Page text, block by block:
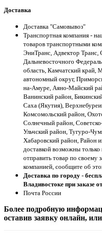
Доставка
Доставка "Самовывоз"
Транспортная компания -
товаров транспортными
ЭниТранс, Адвектор
Дальневосточного
область, Камчатский край,
автономный округ,
на-Амуре, Аяно-Майский
Ванинский район,
Саха (Якутия),
Комсомольский район,
Солнечный район,
Ульчский район, Тугуро-
Хабаровский район, Район
доставкой возможны
отправить товар по своему
компанией, сообщите об
Доставка по городу -
Владивостоке при заказе
Почта России
Более подробную
оставив заявку онлайн,